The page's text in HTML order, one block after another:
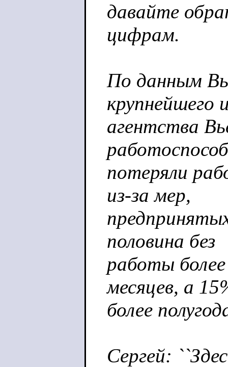
давайте
цифрам.
По данным
крупнейшего
агентства
потеряли
из-за мер,
половина без
работы
месяцев, а
более
Сергей: